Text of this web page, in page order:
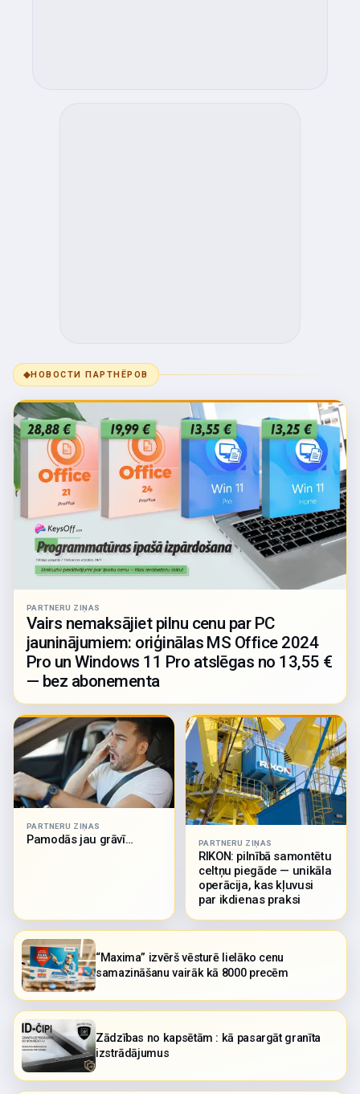
◆НОВОСТИ ПАРТНЁРОВ
PARTNERU ZIŅAS
Vairs nemaksājiet pilnu cenu par PC
jauninājumiem: oriģinālas MS Office 2024
Pro un Windows 11 Pro atslēgas no 13,55 €
— bez abonementa
PARTNERU ZIŅAS
Pamodās jau grāvī… PARTNERU ZIŅAS
RIKON: pilnībā samontētu
celtņu piegāde — unikāla
operācija, kas kļuvusi
par ikdienas praksi
“Maxima” izvērš vēsturē lielāko cenu
samazināšanu vairāk kā 8000 precēm
Zādzības no kapsētām : kā pasargāt granīta
izstrādājumus